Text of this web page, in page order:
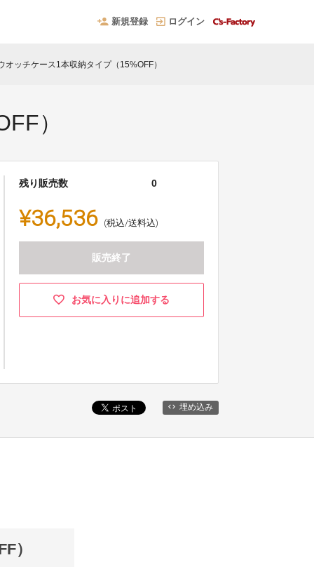
新規登録 ログイン
オッチケース1本収納タイプ（15%OFF）
）
残り販売数 0
¥36,536 (税込/送料込)
販売終了
お気に入りに追加する
埋め込み
）